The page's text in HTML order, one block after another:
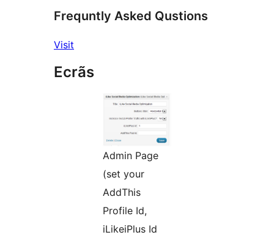
Frequntly Asked Qustions
Visit
Ecrãs
Admin Page
(set your
AddThis
Profile Id,
iLikeiPlus Id